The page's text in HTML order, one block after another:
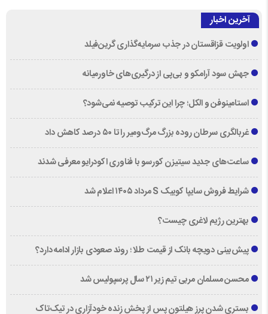
آخرین اخبار
اولویت قزاقستان در جذب سرمایه‌گذاری گرین‌فیلد
جهش سود آرامکو و بی‌پی از درگیری‌های خاورمیانه
استامینوفن و الکل؛ چرا این ترکیب توصیه نمی‌شود؟
غربالگری سرطان روده بزرگ مرگ‌ومیر را تا ۵۰ درصد کاهش داد
ساعت‌های جدید سیتیزن کورسو با فناوری اکودرایو معرفی شدند
شرایط فروش سایپا کوییک S مرداد ۱۴۰۵ اعلام شد
بهترین رژیم لاغری چیست؟
پیش‌بینی دویچه‌ بانک از قیمت طلا ؛ روند صعودی بازار ادامه دارد؟
محسن مسلمان مربی تیم زیر ۲۱ سال پرسپولیس شد
بستری شدن پرز هیلتون پس از پخش زنده خودآزاری در تیک‌تاک